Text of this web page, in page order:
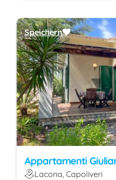
Appartamenti
Lacona, Capoliveri
Speichern